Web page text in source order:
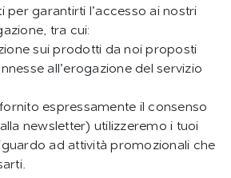
per garantirti l’accesso ai nostri
tra cui:
sui prodotti da noi proposti
all’erogazione del servizio
espressamente il consenso
newsletter) utilizzeremo i tuoi
ad attività promozionali che